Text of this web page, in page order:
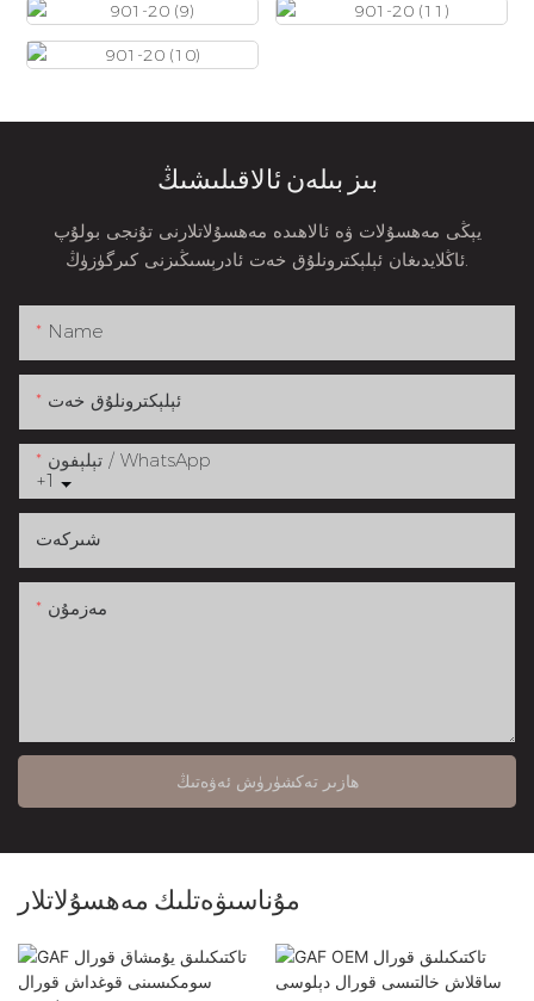
بىز بىلەن ئالاقىلىشىڭ
يېڭى مەھسۇلات ۋە ئالاھىدە مەھسۇلاتلارنى تۇنجى بولۇپ
ئاڭلايدىغان ئېلېكترونلۇق خەت ئادرېسىڭىزنى كىرگۈزۈڭ.
Name
ئېلېكترونلۇق خەت
+1
تېلېفون / WhatsApp
شىركەت
مەزمۇن
ھازىر تەكشۈرۈش ئەۋەتىڭ
مۇناسىۋەتلىك مەھسۇلاتلار